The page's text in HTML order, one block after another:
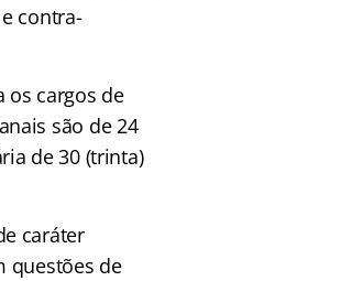
contra-
os cargos de
são de 24
de 30 (trinta)
caráter
questões de